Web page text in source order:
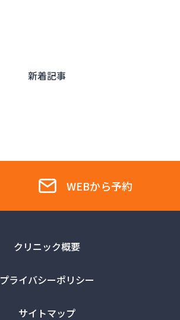
新着記事
WEBから予約
クリニック概要
プライバシーポリシー
サイトマップ